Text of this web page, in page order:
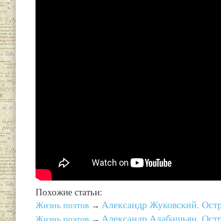
Похожие статьи:
Жизнь поэтов → Александр Жуковский.
Жизнь поэтов Александр Адабашьян.